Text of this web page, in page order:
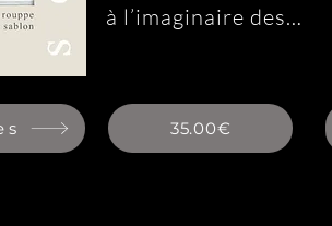
à l’imaginaire des
provinciale ou
bercée par la
35.00€